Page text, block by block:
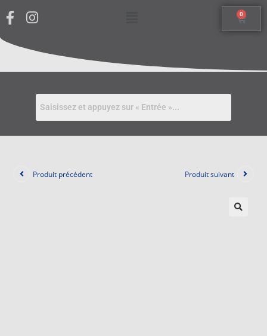
0
Produit précédent Produit suivant